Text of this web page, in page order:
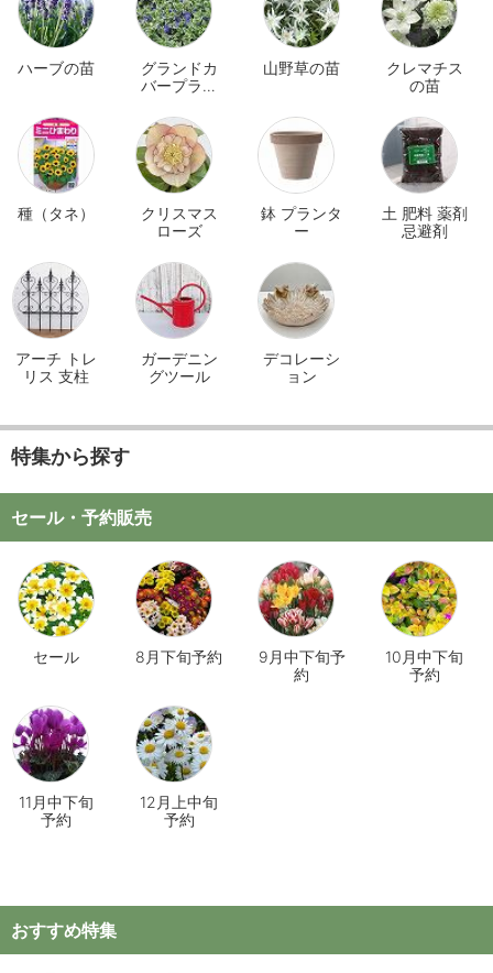
ハーブの苗
グランドカ
バープラン
山野草の苗
クレマチス
の苗
種（タネ）
クリスマス
ローズ
鉢 プランタ
ー
土 肥料 薬剤
忌避剤
アーチ トレ
リス 支柱
ガーデニン
グツール
デコレーシ
ョン
特集から探す
セール・予約販売
セール 8月下旬予約
9月中下旬予
約
10月中下旬
予約
11月中下旬
予約
12月上中旬
予約
おすすめ特集